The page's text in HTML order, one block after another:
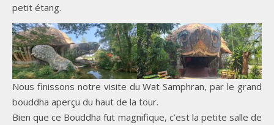
petit étang.
Nous finissons notre visite du Wat Samphran, par le grand
bouddha aperçu du haut de la tour.
Bien que ce Bouddha fut magnifique, c’est la petite salle de